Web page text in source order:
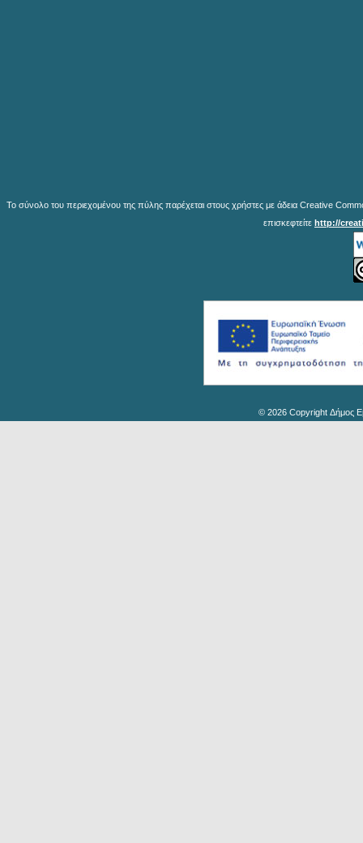
Το σύνολο του περιεχομένου της πύλης παρέχεται στους χρήστες με άδεια Creative
επισκεφτείτε http://
© 2026 Copyright Δήμος